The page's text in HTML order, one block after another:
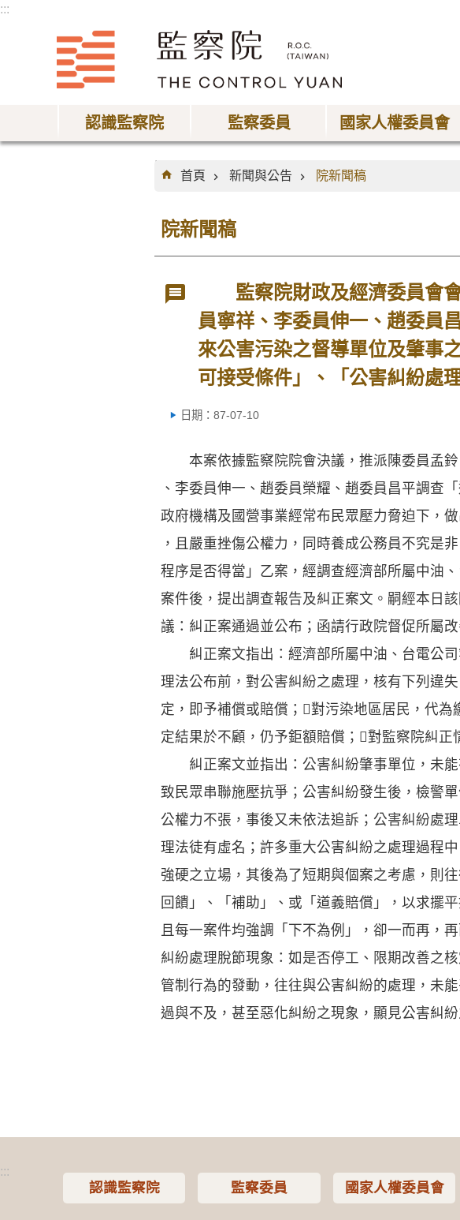
:::
認識監察院 監察委員 國家人權委員會
:::
首頁
新聞與公告 院新聞稿
院新聞稿
監察院財政及經濟委員會會
員寧祥、李委員伸一、趙委員
來公害污染之督導單位及肇事
可接受條件」、「公害糾紛處
日期：87-07-10
本案依據監察院院會決議，推派陳委員孟鈴
、李委員伸一、趙委員榮耀、趙委員昌平調查
政府機構及國營事業經常布民眾壓力脅迫下，
，且嚴重挫傷公權力，同時養成公務員不究是
程序是否得當」乙案，經調查經濟部所屬中油
案件後，提出調查報告及糾正案文。嗣經本日
議：糾正案通過並公布；函請行政院督促所屬改
糾正案文指出：經濟部所屬中油、台電公司
理法公布前，對公害糾紛之處理，核有下列違
定，即予補償或賠償；對污染地區居民，代為
定結果於不顧，仍予鉅額賠償；對監察院糾正
糾正案文並指出：公害糾紛肇事單位，未能
致民眾串聯施壓抗爭；公害糾紛發生後，檢警
公權力不張，事後又未依法追訴；公害糾紛處
理法徒有虛名；許多重大公害糾紛之處理過程
強硬之立場，其後為了短期與個案之考慮，則
回饋」、「補助」、或「道義賠償」，以求擺
且每一案件均強調「下不為例」，卻一而再，
糾紛處理脫節現象：如是否停工、限期改善之
管制行為的發動，往往與公害糾紛的處理，未
過與不及，甚至惡化糾紛之現象，顯見公害糾
:::
認識監察院 監察委員 國家人權委員會